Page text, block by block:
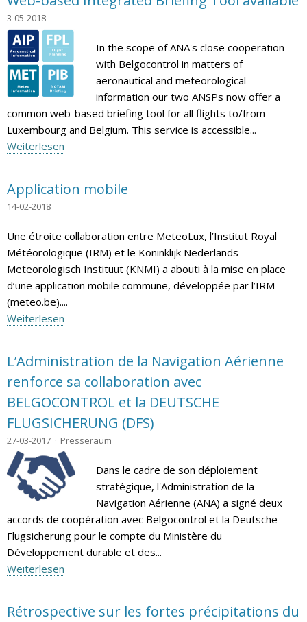
3-05-2018
In the scope of ANA's close cooperation
with Belgocontrol in matters of
aeronautical and meteorological
information our two ANSPs now offer a
common web-based briefing tool for all flights to/from
Luxembourg and Belgium. This service is accessible...
Weiterlesen
Application mobile
14-02-2018
Une étroite collaboration entre MeteoLux, l’Institut Royal
Météorologique (IRM) et le Koninklijk Nederlands
Meteorologisch Instituut (KNMI) a abouti à la mise en place
d’une application mobile commune, développée par l’IRM
(meteo.be)....
Weiterlesen
L’Administration de la Navigation Aérienne
renforce sa collaboration avec
BELGOCONTROL et la DEUTSCHE
FLUGSICHERUNG (DFS)
27-03-2017 Presseraum
Dans le cadre de son déploiement
stratégique, l'Administration de la
Navigation Aérienne (ANA) a signé deux
accords de coopération avec Belgocontrol et la Deutsche
Flugsicherung pour le compte du Ministère du
Développement durable et des...
Weiterlesen
Rétrospective sur les fortes précipitations du